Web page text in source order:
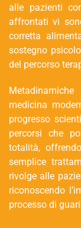
alle pazienti
affrontati vi
corretta
sostegno
del percorso
medicina
progresso
percorsi che
totalità,
semplice
rivolge alle
riconoscendo
processo di